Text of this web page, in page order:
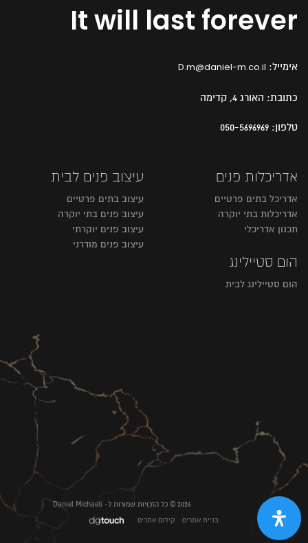
It will last forever
אימייל: D.m@daniel-m.co.il
כתובת: האורג 4, קדימה
טלפון: 050-5696969
אדריכלות פנים
אדריכל בתים פרטיים
אדריכלות בתי יוקרה
תכנון אדריכלי
עיצוב פנים לבית
עיצוב בתים פרטיים
עיצוב פנים בתי יוקרה
עיצוב פנים יוקרתי
עיצוב פנים מודרני
הום סטיילינג
הום סטיילינג לבית
2026 © כל הזכויות שמורות ל- Daniel Michaeli
בניית אתרים
קידום אתרים